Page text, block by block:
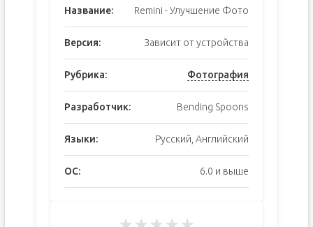
Название: Remini - Улучшение Фото
Версия: Зависит от устройства
Рубрика: Фотография
Разработчик: Bending Spoons
Языки: Русский, Английский
ОС: 6.0 и выше